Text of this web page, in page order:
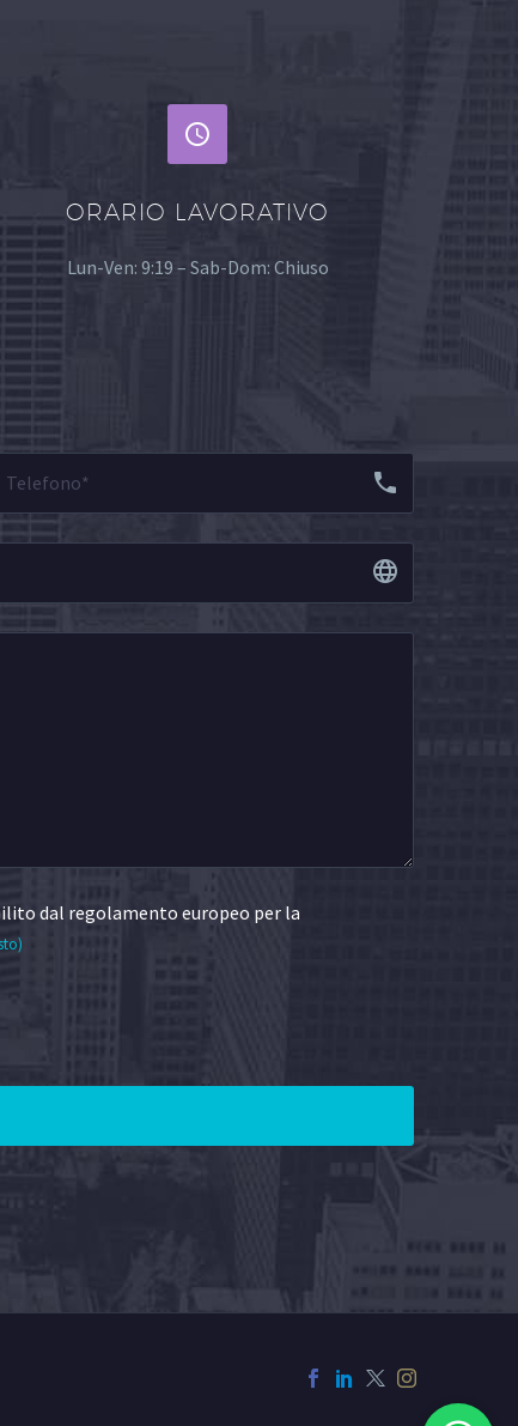


ORARIO LAVORATIVO
Lun-Ven: 9:19 – Sab-Dom: Chiuso
dal regolamento europeo per la